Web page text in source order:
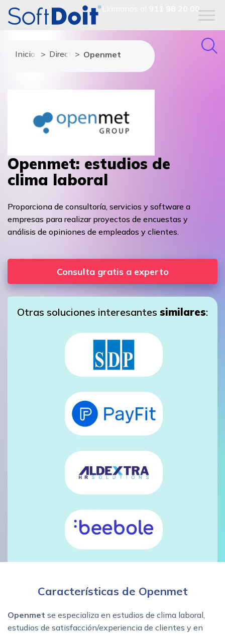
911 98 20 00
Inicio Directorio de proveedores
Openmet
Openmet: estudios de
clima laboral
Proporciona de consultoría, servicios y software a
empresas para realizar proyectos de encuestas y
análisis de opiniones de empleados y clientes.
Consulta gratis a experto
Otras soluciones interesantes similares:
Características de Openmet
Openmet se especializa en estudios de clima laboral,
estudios de satisfacción/experiencia de clientes y en